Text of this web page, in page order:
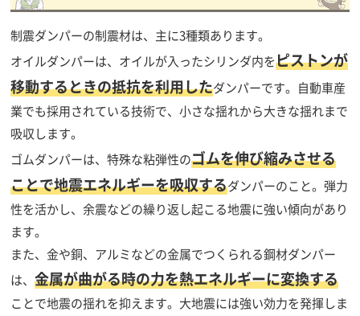
制震ダンパーの制震材は、主に3種類あります。
オイルダンパーは、オイルが入ったシリンダ内をピストンが
移動するときの抵抗を利用したダンパーです。自動車産
業でも採用されている技術で、小さな揺れから大きな揺れまで
吸収します。
ゴムダンパーは、特殊な粘弾性のゴムを伸び縮みさせる
ことで地震エネルギーを吸収するダンパーのこと。弾力
性を活かし、余震などの繰り返し起こる地震に強い傾向があり
ます。
また、金や銅、アルミなどの金属でつくられる鋼材ダンパー
は、金属が曲がる時の力を熱エネルギーに変換する
ことで地震の揺れを抑えます。大地震には強い効力を発揮しま